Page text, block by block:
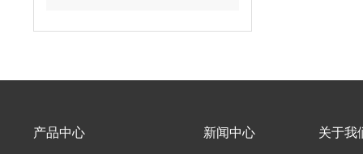
产品中心 新闻中心 关于我